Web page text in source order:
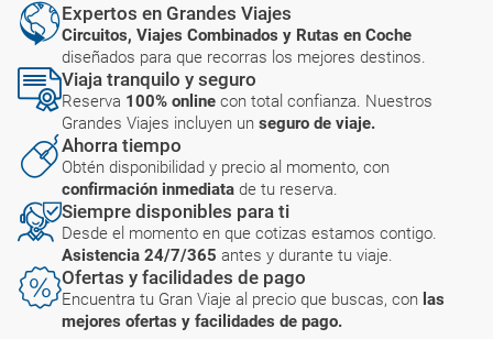
Expertos en Grandes Viajes
Circuitos, Viajes Combinados y Rutas en Coche
diseñados para que recorras los mejores destinos.
Viaja tranquilo y seguro
Reserva 100% online con total confianza. Nuestros
Grandes Viajes incluyen un seguro de viaje.
Ahorra tiempo
Obtén disponibilidad y precio al momento, con
confirmación inmediata de tu reserva.
Siempre disponibles para ti
Desde el momento en que cotizas estamos contigo.
Asistencia 24/7/365 antes y durante tu viaje.
Ofertas y facilidades de pago
Encuentra tu Gran Viaje al precio que buscas, con las
mejores ofertas y facilidades de pago.